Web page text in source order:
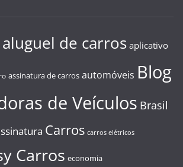
aluguel de carros aplicativo
assinatura de carros automóveis Blog
de Veículos Brasil
Carros carros elétricos
Carros economia